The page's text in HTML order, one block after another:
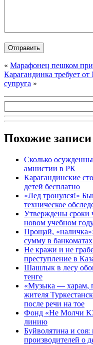
« Марафонец пешком
Карагандинка требует
супруга »
Похожие записи
Сколько
амнистии в РК
Карагандинские
детей бесплатно
«Лед тронулся!»
техническое
Утверждены сроки
новом учебном
Прощай,
сумму в банкоматах
Не кражи и не
преступление в
Шашлык в лесу
тенге
«Музыка — харам,
жителя
после речи на тое
Фонд «Не Молчи
линию
Буйволятина и
производителей о